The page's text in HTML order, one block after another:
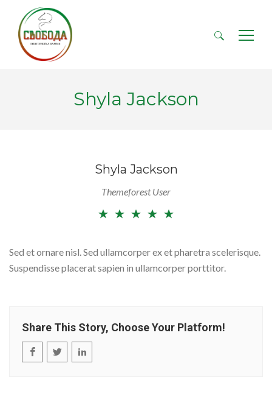
Shyla Jackson
Shyla Jackson
Themeforest User
Sed et ornare nisl. Sed ullamcorper ex et pharetra scelerisque.
Suspendisse placerat sapien in ullamcorper porttitor.
Share This Story, Choose Your Platform!